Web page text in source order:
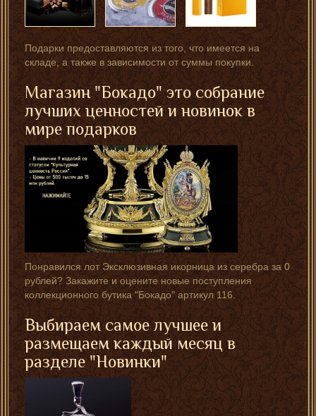
Подарки предоставляются из того, что имеется на
складе, а также в зависимости от суммы покупки.
Магазин "Бокадо" это собрание
лучших ценностей и новинок в
мире подарков
Понравился лот Эксклюзивная икорница из серебра за 0
рублей? Закажите и оцените новые поступления
коллекционного бутика "Бокадо" артикул 116.
Выбираем самое лучшее и
размещаем каждый месяц в
разделе "Новинки"